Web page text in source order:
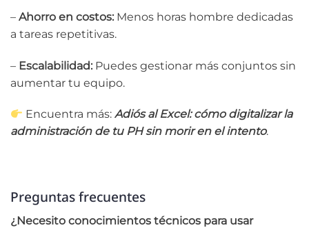
– Ahorro en costos: Menos horas hombre dedicadas
a tareas repetitivas.
– Escalabilidad: Puedes gestionar más conjuntos sin
aumentar tu equipo.
Encuentra más:Adiós al Excel: cómo digitalizar la
administración de tu PH sin morir en el intento.
Preguntas frecuentes
¿Necesito conocimientos técnicos para usar